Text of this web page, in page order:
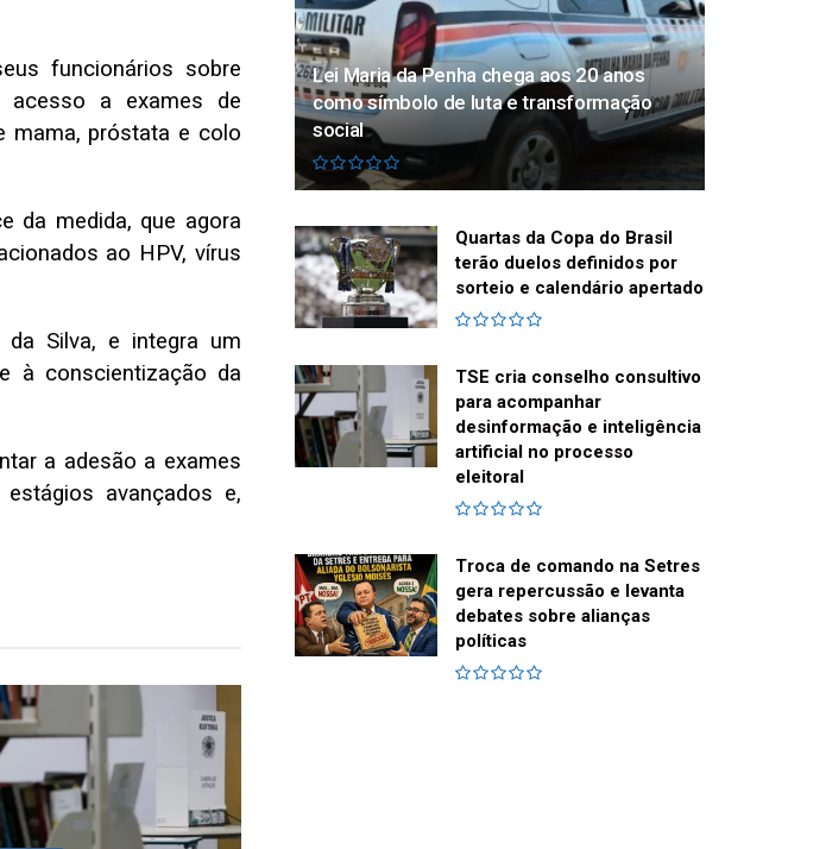
funcionários sobre
acesso a exames de
mama, próstata e colo
da medida, que agora
ao HPV, vírus
Silva, e integra um
à conscientização da
a adesão a exames
avançados e,
Lei Maria da Penha chega aos 20 anos
como símbolo de luta e transformação
social
Quartas da Copa do Brasil
terão duelos definidos por
sorteio e calendário apertado
TSE cria conselho consultivo
para acompanhar
desinformação e inteligência
artificial no processo
eleitoral
Troca de comando na Setres
gera repercussão e levanta
debates sobre alianças
políticas